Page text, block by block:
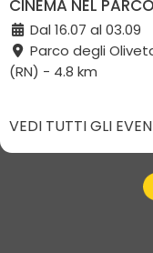
CINEMA NEL PARCO
Dal 16.07 al 03.09
Parco degli
(RN) - 4.8 km
VEDI TUTTI GLI